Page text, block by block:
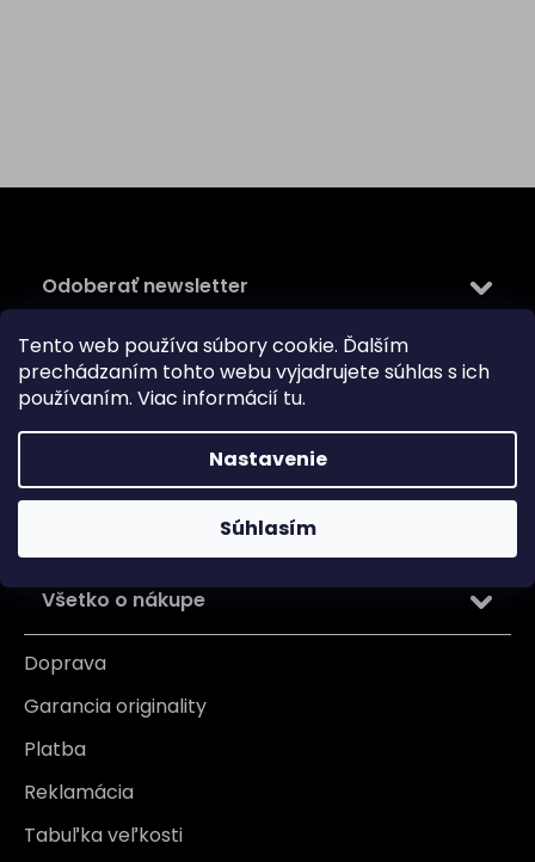
Tento web používa súbory cookie. Ďalším
prechádzaním tohto webu vyjadrujete súhlas s ich
používaním. Viac informácií tu.
Nastavenie
Súhlasím
t
Odoberať newsletter
Vložte svoj e-mail a my Vám budeme zasielať informácie
o nových produktoch na našom e-shope.
Email
Vložením e-mailu súhlasíte spodmienkami ochrany
Všetko o nákupe
Doprava
Garancia originality
Platba
Reklamácia
Tabuľka veľkosti